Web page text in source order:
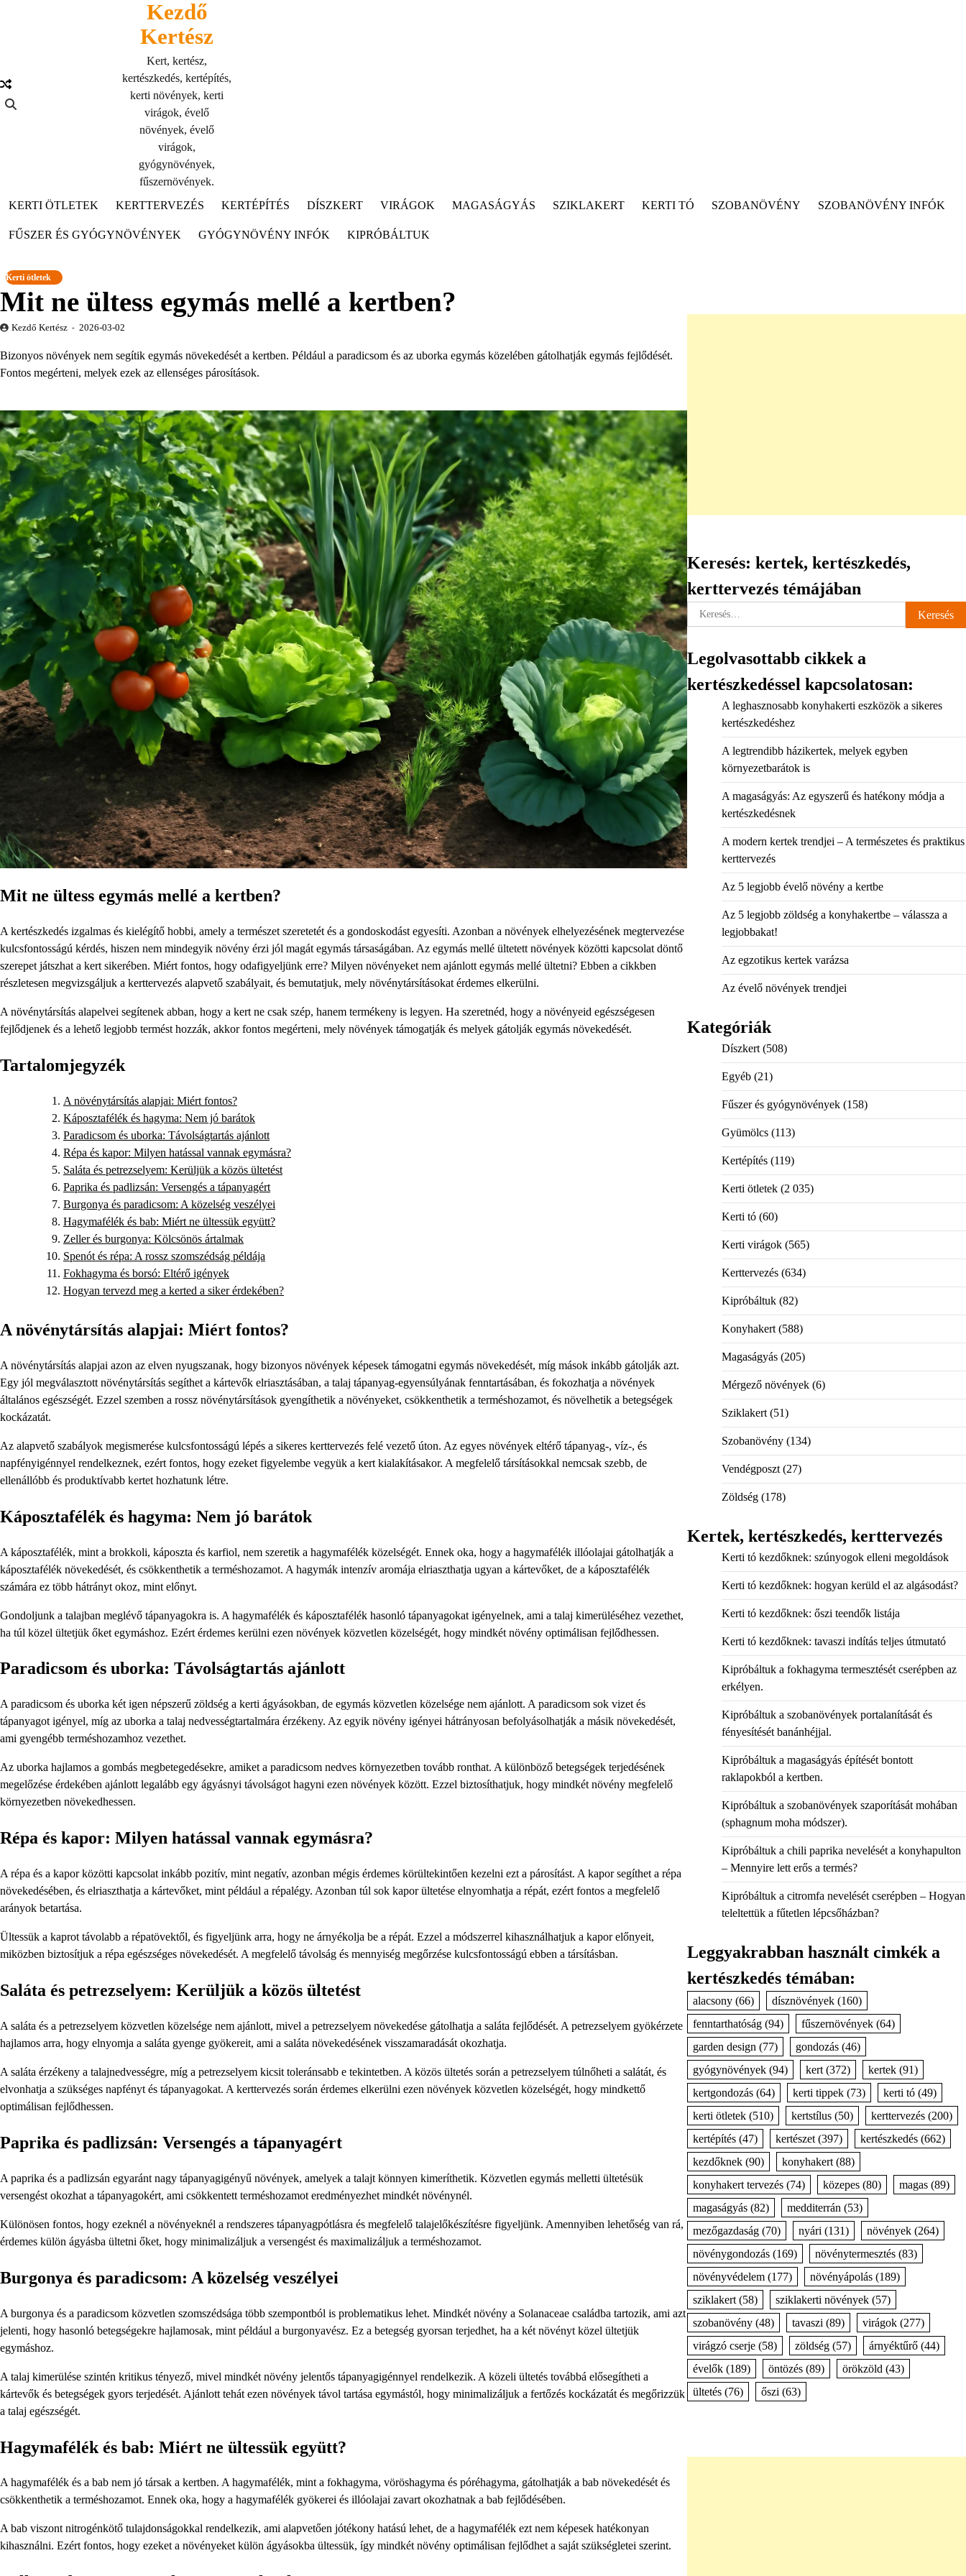
Kezdő
Kertész
Kert, kertész,
kertészkedés, kertépítés,
kerti növények, kerti
virágok, évelő
növények, évelő
virágok,
gyógynövények,
fűszernövények.
KERTI ÖTLETEK
KERTTERVEZÉS KERTÉPÍTÉS DÍSZKERT VIRÁGOK MAGASÁGYÁS SZIKLAKERT KERTI TÓ SZOBANÖVÉNY SZOBANÖVÉNY INFÓK
FŰSZER ÉS GYÓGYNÖVÉNYEK GYÓGYNÖVÉNY INFÓK KIPRÓBÁLTUK
Kerti ötletek
Mit ne ültess egymás mellé a kertben?
Kezdő Kertész 2026-03-02
Bizonyos növények nem segítik egymás növekedését a kertben. Például a paradicsom és az uborka egymás közelében gátolhatják egymás fejlődését.
Fontos megérteni, melyek ezek az ellenséges párosítások.
Mit ne ültess egymás mellé a kertben?
A kertészkedés izgalmas és kielégítő hobbi, amely a természet szeretetét és a gondoskodást egyesíti. Azonban a növények elhelyezésének megtervezése
kulcsfontosságú kérdés, hiszen nem mindegyik növény érzi jól magát egymás társaságában. Az egymás mellé ültetett növények közötti kapcsolat döntő
szerepet játszhat a kert sikerében. Miért fontos, hogy odafigyeljünk erre? Milyen növényeket nem ajánlott egymás mellé ültetni? Ebben a cikkben
részletesen megvizsgáljuk a kerttervezés alapvető szabályait, és bemutatjuk, mely növénytársításokat érdemes elkerülni.
A növénytársítás alapelvei segítenek abban, hogy a kert ne csak szép, hanem termékeny is legyen. Ha szeretnéd, hogy a növényeid egészségesen
fejlődjenek és a lehető legjobb termést hozzák, akkor fontos megérteni, mely növények támogatják és melyek gátolják egymás növekedését.
Tartalomjegyzék
A növénytársítás alapjai: Miért fontos?
Káposztafélék és hagyma: Nem jó barátok
Paradicsom és uborka: Távolságtartás ajánlott
Répa és kapor: Milyen hatással vannak egymásra?
Saláta és petrezselyem: Kerüljük a közös ültetést
Paprika és padlizsán: Versengés a tápanyagért
Burgonya és paradicsom: A közelség veszélyei
Hagymafélék és bab: Miért ne ültessük együtt?
Zeller és burgonya: Kölcsönös ártalmak
Spenót és répa: A rossz szomszédság példája
Fokhagyma és borsó: Eltérő igények
Hogyan tervezd meg a kerted a siker érdekében?
A növénytársítás alapjai: Miért fontos?
A növénytársítás alapjai azon az elven nyugszanak, hogy bizonyos növények képesek támogatni egymás növekedését, míg mások inkább gátolják azt.
Egy jól megválasztott növénytársítás segíthet a kártevők elriasztásában, a talaj tápanyag-egyensúlyának fenntartásában, és fokozhatja a növények
általános egészségét. Ezzel szemben a rossz növénytársítások gyengíthetik a növényeket, csökkenthetik a terméshozamot, és növelhetik a betegségek
kockázatát.
Az alapvető szabályok megismerése kulcsfontosságú lépés a sikeres kerttervezés felé vezető úton. Az egyes növények eltérő tápanyag-, víz-, és
napfényigénnyel rendelkeznek, ezért fontos, hogy ezeket figyelembe vegyük a kert kialakításakor. A megfelelő társításokkal nemcsak szebb, de
ellenállóbb és produktívabb kertet hozhatunk létre.
Káposztafélék és hagyma: Nem jó barátok
A káposztafélék, mint a brokkoli, káposzta és karfiol, nem szeretik a hagymafélék közelségét. Ennek oka, hogy a hagymafélék illóolajai gátolhatják a
káposztafélék növekedését, és csökkenthetik a terméshozamot. A hagymák intenzív aromája elriaszthatja ugyan a kártevőket, de a káposztafélék
számára ez több hátrányt okoz, mint előnyt.
Gondoljunk a talajban meglévő tápanyagokra is. A hagymafélék és káposztafélék hasonló tápanyagokat igényelnek, ami a talaj kimerüléséhez vezethet,
ha túl közel ültetjük őket egymáshoz. Ezért érdemes kerülni ezen növények közvetlen közelségét, hogy mindkét növény optimálisan fejlődhessen.
Paradicsom és uborka: Távolságtartás ajánlott
A paradicsom és uborka két igen népszerű zöldség a kerti ágyásokban, de egymás közvetlen közelsége nem ajánlott. A paradicsom sok vizet és
tápanyagot igényel, míg az uborka a talaj nedvességtartalmára érzékeny. Az egyik növény igényei hátrányosan befolyásolhatják a másik növekedését,
ami gyengébb terméshozamhoz vezethet.
Az uborka hajlamos a gombás megbetegedésekre, amiket a paradicsom nedves környezetben tovább ronthat. A különböző betegségek terjedésének
megelőzése érdekében ajánlott legalább egy ágyásnyi távolságot hagyni ezen növények között. Ezzel biztosíthatjuk, hogy mindkét növény megfelelő
környezetben növekedhessen.
Répa és kapor: Milyen hatással vannak egymásra?
A répa és a kapor közötti kapcsolat inkább pozitív, mint negatív, azonban mégis érdemes körültekintően kezelni ezt a párosítást. A kapor segíthet a répa
növekedésében, és elriaszthatja a kártevőket, mint például a répalégy. Azonban túl sok kapor ültetése elnyomhatja a répát, ezért fontos a megfelelő
arányok betartása.
Ültessük a kaprot távolabb a répatövektől, és figyeljünk arra, hogy ne árnyékolja be a répát. Ezzel a módszerrel kihasználhatjuk a kapor előnyeit,
miközben biztosítjuk a répa egészséges növekedését. A megfelelő távolság és mennyiség megőrzése kulcsfontosságú ebben a társításban.
Saláta és petrezselyem: Kerüljük a közös ültetést
A saláta és a petrezselyem közvetlen közelsége nem ajánlott, mivel a petrezselyem növekedése gátolhatja a saláta fejlődését. A petrezselyem gyökérzete
hajlamos arra, hogy elnyomja a saláta gyenge gyökereit, ami a saláta növekedésének visszamaradását okozhatja.
A saláta érzékeny a talajnedvességre, míg a petrezselyem kicsit toleránsabb e tekintetben. A közös ültetés során a petrezselyem túlnőheti a salátát, és
elvonhatja a szükséges napfényt és tápanyagokat. A kerttervezés során érdemes elkerülni ezen növények közvetlen közelségét, hogy mindkettő
optimálisan fejlődhessen.
Paprika és padlizsán: Versengés a tápanyagért
A paprika és a padlizsán egyaránt nagy tápanyagigényű növények, amelyek a talajt könnyen kimeríthetik. Közvetlen egymás melletti ültetésük
versengést okozhat a tápanyagokért, ami csökkentett terméshozamot eredményezhet mindkét növénynél.
Különösen fontos, hogy ezeknél a növényeknél a rendszeres tápanyagpótlásra és megfelelő talajelőkészítésre figyeljünk. Amennyiben lehetőség van rá,
érdemes külön ágyásba ültetni őket, hogy minimalizáljuk a versengést és maximalizáljuk a terméshozamot.
Burgonya és paradicsom: A közelség veszélyei
A burgonya és a paradicsom közvetlen szomszédsága több szempontból is problematikus lehet. Mindkét növény a Solanaceae családba tartozik, ami azt
jelenti, hogy hasonló betegségekre hajlamosak, mint például a burgonyavész. Ez a betegség gyorsan terjedhet, ha a két növényt közel ültetjük
egymáshoz.
A talaj kimerülése szintén kritikus tényező, mivel mindkét növény jelentős tápanyagigénnyel rendelkezik. A közeli ültetés továbbá elősegítheti a
kártevők és betegségek gyors terjedését. Ajánlott tehát ezen növények távol tartása egymástól, hogy minimalizáljuk a fertőzés kockázatát és megőrizzük
a talaj egészségét.
Hagymafélék és bab: Miért ne ültessük együtt?
A hagymafélék és a bab nem jó társak a kertben. A hagymafélék, mint a fokhagyma, vöröshagyma és póréhagyma, gátolhatják a bab növekedését és
csökkenthetik a terméshozamot. Ennek oka, hogy a hagymafélék gyökerei és illóolajai zavart okozhatnak a bab fejlődésében.
A bab viszont nitrogénkötő tulajdonságokkal rendelkezik, ami alapvetően jótékony hatású lehet, de a hagymafélék ezt nem képesek hatékonyan
kihasználni. Ezért fontos, hogy ezeket a növényeket külön ágyásokba ültessük, így mindkét növény optimálisan fejlődhet a saját szükségletei szerint.
Keresés: kertek, kertészkedés,
kerttervezés témájában
Keresés:
Legolvasottabb cikkek a
kertészkedéssel kapcsolatosan:
A leghasznosabb konyhakerti eszközök a sikeres
kertészkedéshez
A legtrendibb házikertek, melyek egyben
környezetbarátok is
A magaságyás: Az egyszerű és hatékony módja a
kertészkedésnek
A modern kertek trendjei – A természetes és praktikus
kerttervezés
Az 5 legjobb évelő növény a kertbe
Az 5 legjobb zöldség a konyhakertbe – válassza a
legjobbakat!
Az egzotikus kertek varázsa
Az évelő növények trendjei
Kategóriák
Díszkert(508)
Egyéb(21)
Fűszer és gyógynövények(158)
Gyümölcs(113)
Kertépítés(119)
Kerti ötletek(2 035)
Kerti tó(60)
Kerti virágok(565)
Kerttervezés(634)
Kipróbáltuk(82)
Konyhakert(588)
Magaságyás(205)
Mérgező növények(6)
Sziklakert(51)
Szobanövény(134)
Vendégposzt(27)
Zöldség(178)
Kertek, kertészkedés, kerttervezés
Kerti tó kezdőknek: szúnyogok elleni megoldások
Kerti tó kezdőknek: hogyan kerüld el az algásodást?
Kerti tó kezdőknek: őszi teendők listája
Kerti tó kezdőknek: tavaszi indítás teljes útmutató
Kipróbáltuk a fokhagyma termesztését cserépben az
erkélyen.
Kipróbáltuk a szobanövények portalanítását és
fényesítését banánhéjjal.
Kipróbáltuk a magaságyás építését bontott
raklapokból a kertben.
Kipróbáltuk a szobanövények szaporítását mohában
(sphagnum moha módszer).
Kipróbáltuk a chili paprika nevelését a konyhapulton
– Mennyire lett erős a termés?
Kipróbáltuk a citromfa nevelését cserépben – Hogyan
teleltettük a fűtetlen lépcsőházban?
Leggyakrabban használt cimkék a
kertészkedés témában:
alacsony(66) dísznövények(160)
fenntarthatóság(94) fűszernövények(64)
garden design (77) gondozás(46)
gyógynövények(94) kert(372) kertek(91)
kertgondozás(64) kerti tippek(73) kerti tó(49)
kerti ötletek(510) kertstílus(50) kerttervezés(200)
kertépítés(47) kertészet(397) kertészkedés(662)
kezdőknek(90) konyhakert(88)
konyhakert tervezés(74) közepes(80) magas(89)
magaságyás(82) medditerrán (53)
mezőgazdaság(70) nyári (131) növények(264)
növénygondozás(169) növénytermesztés(83)
növényvédelem(177) növényápolás(189)
sziklakert(58) sziklakerti növények(57)
szobanövény(48) tavaszi (89) virágok(277)
virágzó cserje(58) zöldség(57) árnyéktűrő(44)
évelők(189) öntözés(89) örökzöld (43)
ültetés(76) őszi (63)